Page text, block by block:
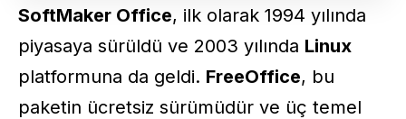
SoftMaker Office, ilk olarak 1994 yılında
piyasaya sürüldü ve 2003 yılında Linux
platformuna da geldi. FreeOffice, bu
paketin ücretsiz sürümüdür ve üç temel